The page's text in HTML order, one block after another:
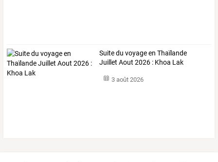
Suite du voyage en Thaïlande
Juillet Aout 2026 : Khoa Lak
3 août 2026